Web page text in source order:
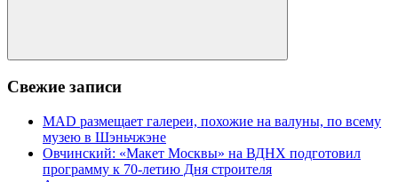
Поиск
Свежие записи
MAD размещает галереи, похожие на валуны, по всему
музею в Шэньчжэне
Овчинский: «Макет Москвы» на ВДНХ подготовил
программу к 70-летию Дня строителя